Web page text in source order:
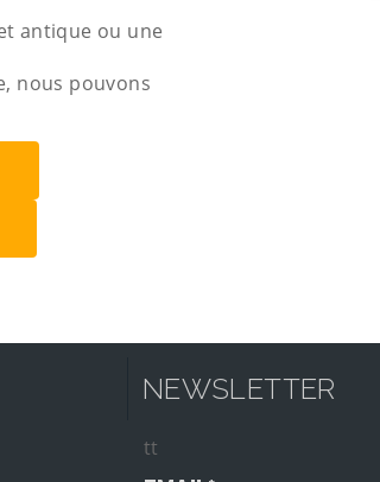
antique ou une
nous pouvons
NEWSLETTER
tt